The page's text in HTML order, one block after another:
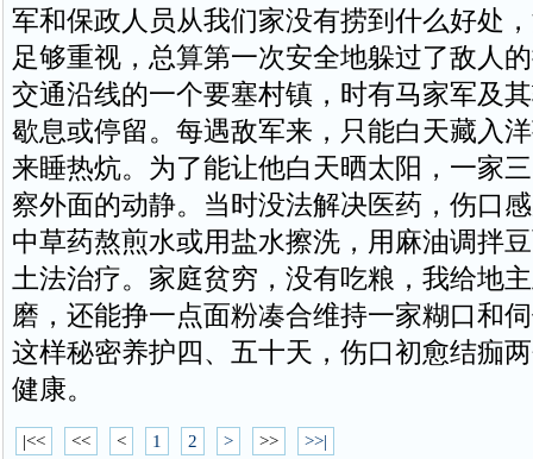
军和保政人员从我们家没有捞到什么好处
足够重视，总算第一次安全地躲过了敌人
交通沿线的一个要塞村镇，时有马家军及
歇息或停留。每遇敌军来，只能白天藏入
来睡热炕。为了能让他白天晒太阳，一家
察外面的动静。当时没法解决医药，伤口
中草药熬煎水或用盐水擦洗，用麻油调拌
土法治疗。家庭贫穷，没有吃粮，我给地
磨，还能挣一点面粉凑合维持一家糊口和
这样秘密养护四、五十天，伤口初愈结痂
健康。
|<< << < 1 2 > >> >>|